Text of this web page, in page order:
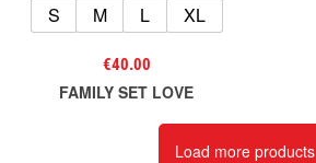
S M L XL
FAMILY SET LOVE
€40.00
Load more products